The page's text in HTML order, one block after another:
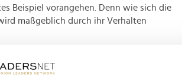
Beispiel vorangehen. Denn wie sich die
maßgeblich durch ihr Verhalten
sich somit automatisch die
zu lassen und somit für Top-